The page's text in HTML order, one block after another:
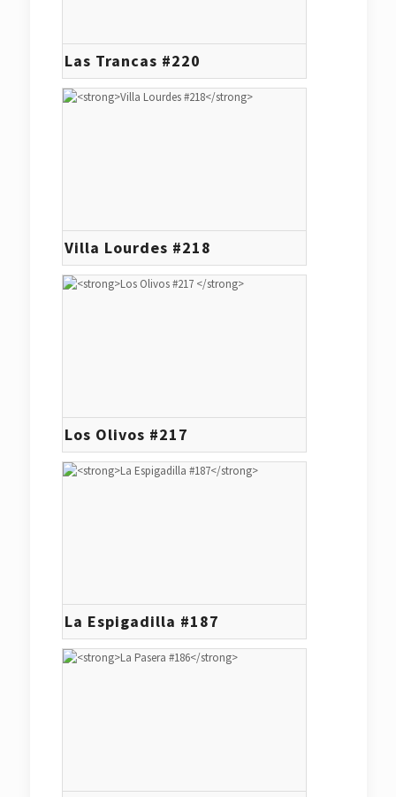
Las Trancas #220
Villa Lourdes #218
Los Olivos #217
La Espigadilla #187